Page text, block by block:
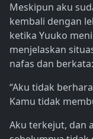
Meskipun aku
kembali dengan
ketika Yuuko
menjelaskan
nafas dan berkata:
“Aku tidak
Kamu tidak
Aku terkejut, dan